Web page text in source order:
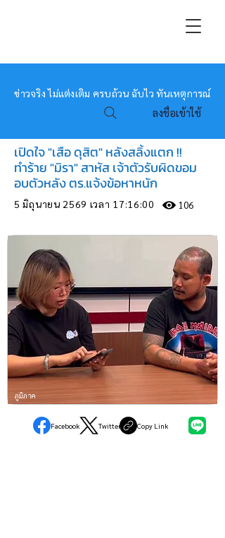
หมอข่าว
ข่าวจริง ไม่แต่งเติม ครบถ้วน ฉับไว ทันเหตุการณ์
ลงชื่อเข้าใช้
เปิดใจ "เสือ ดุสิต" หลังสลิ้งแตก !!
ทำร้าย "มิรา" สาหัส เจ้าตัวรับผิดขอม
อบตัวหลัง ตร.แจ้งข้อหาหนัก
5 มิถุนายน 2569 เวลา 17:16:00 106
ภูมิภาค
Facebook Twitter Copy Link